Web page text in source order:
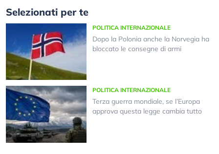
Selezionati per te
POLITICA INTERNAZIONALE
Dopo la Polonia anche la Norvegia ha
bloccato le consegne di armi
POLITICA INTERNAZIONALE
Terza guerra mondiale, se l’Europa
approva questa legge cambia tutto